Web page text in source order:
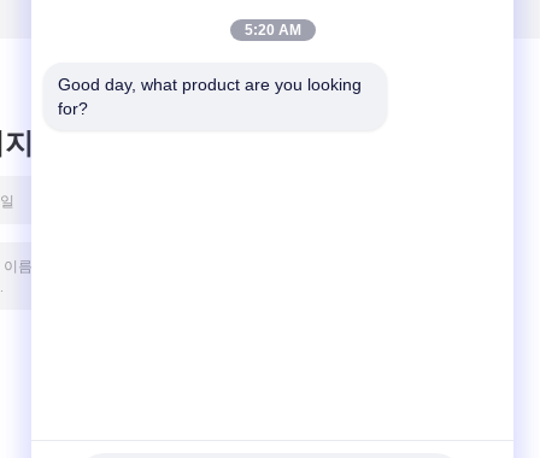
를 남겨주세요
5:20 AM
Good day, what product are you looking
for?